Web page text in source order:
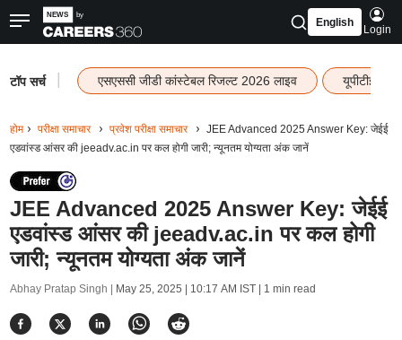
English
Login
टॉप सर्च एसएससी जीडी कांस्टेबल रिजल्ट 2026 लाइव यूपीटीईटी
होम परीक्षा समाचार प्रवेश परीक्षा समाचार
JEE Advanced 2025 Answer Key: जेईई
एडवांस्ड आंसर की jeeadv.ac.in पर कल होगी जारी; न्यूनतम योग्यता अंक जानें
JEE Advanced 2025 Answer Key: जेईई
एडवांस्ड आंसर की jeeadv.ac.in पर कल होगी
जारी; न्यूनतम योग्यता अंक जानें
Abhay Pratap Singh | May 25, 2025 | 10:17 AM IST| 1 min read